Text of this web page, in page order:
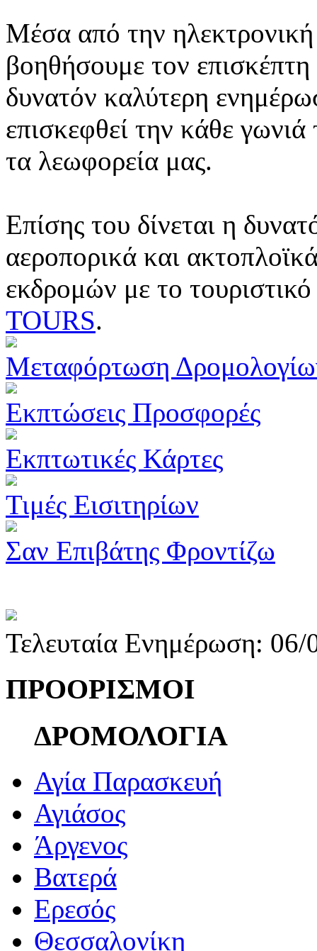
Μέσα από την ηλεκτρονική
βοηθήσουμε τον
δυνατόν καλύτερη
επισκεφθεί την κάθε
τα λεωφορεία μας.
Επίσης του δίνεται η
αεροπορικά και
εκδρομών με το
TOURS.
Μεταφόρτωση
Εκπτώσεις Προσφορές
Εκπτωτικές Κάρτες
Τιμές Εισιτηρίων
Σαν Επιβάτης Φροντίζω
Τελευταία Ενημέρωση:
ΠΡΟΟΡΙΣΜΟΙ
ΔΡΟΜΟΛΟΓΙΑ
Αγία Παρασκευή
Αγιάσος
Άργενος
Βατερά
Ερεσός
Θεσσαλονίκη